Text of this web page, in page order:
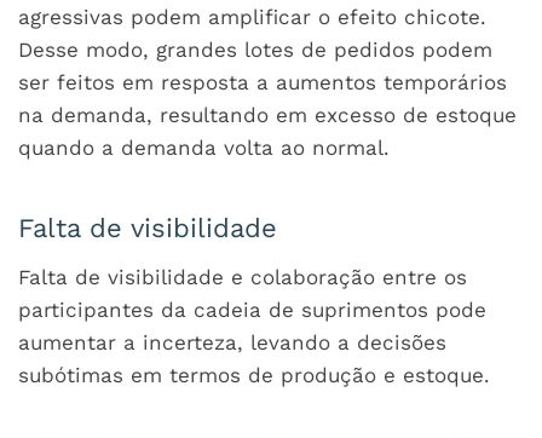
agressivas podem amplificar o efeito chicote.
Desse modo, grandes lotes de pedidos podem
ser feitos em resposta a aumentos temporários
na demanda, resultando em excesso de estoque
quando a demanda volta ao normal.
Falta de visibilidade
Falta de visibilidade e colaboração entre os
participantes da cadeia de suprimentos pode
aumentar a incerteza, levando a decisões
subótimas em termos de produção e estoque.